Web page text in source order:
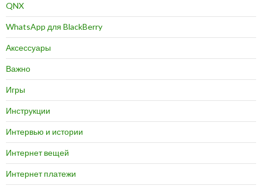
QNX
WhatsApp для BlackBerry
Аксессуары
Важно
Игры
Инструкции
Интервью и истории
Интернет вещей
Интернет платежи